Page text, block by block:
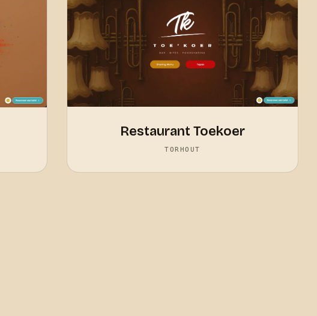
Restaurant Toekoer
TORHOUT